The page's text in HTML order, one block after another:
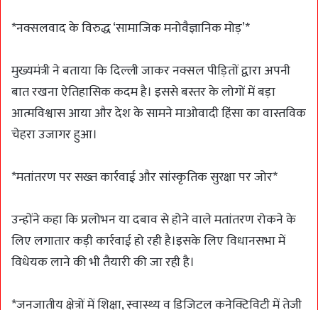
*नक्सलवाद के विरुद्ध ‘सामाजिक मनोवैज्ञानिक मोड़’*
मुख्यमंत्री ने बताया कि दिल्ली जाकर नक्सल पीड़ितों द्वारा अपनी
बात रखना ऐतिहासिक कदम है। इससे बस्तर के लोगों में बड़ा
आत्मविश्वास आया और देश के सामने माओवादी हिंसा का वास्तविक
चेहरा उजागर हुआ।
*मतांतरण पर सख्त कार्रवाई और सांस्कृतिक सुरक्षा पर जोर*
उन्होंने कहा कि प्रलोभन या दबाव से होने वाले मतांतरण रोकने के
लिए लगातार कड़ी कार्रवाई हो रही है।इसके लिए विधानसभा में
विधेयक लाने की भी तैयारी की जा रही है।
*जनजातीय क्षेत्रों में शिक्षा, स्वास्थ्य व डिजिटल कनेक्टिविटी में तेजी